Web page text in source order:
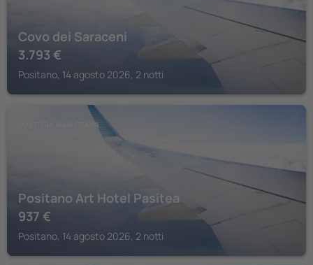
Covo dei Saraceni
3.793 €
Positano, 14 agosto 2026, 2 notti
COSTIERA AMALFITANA
Positano Art Hotel Pasitea
937 €
Positano, 14 agosto 2026, 2 notti